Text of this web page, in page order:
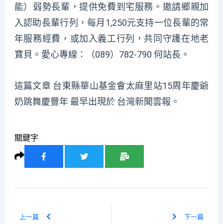
能）弱勢長輩，提供免費到宅服務。邀請鄉親加
入認助長輩行列，每月1,250元支持一位長輩的常
年服務經費，或加入義工行列，共同守護在地老
寶貝。愛心專線：（089）782-790 何站長。
這篇文章 台東縣華山基金會太麻里站15周年慶爺
奶跳舞慶豐年最早出現於 台灣新聞雲報 。
關鍵字
上一篇 下一篇